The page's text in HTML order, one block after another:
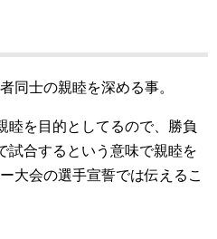
同士の親睦を深める事。
睦を目的としてるので、勝負
試合するという意味で親睦を
大会の選手宣誓では伝えるこ